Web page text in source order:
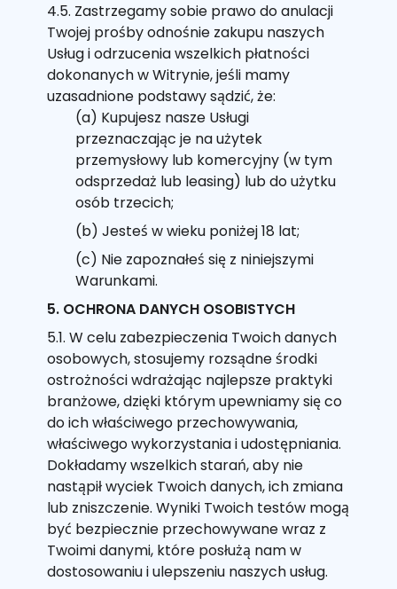
4.5. Zastrzegamy sobie prawo do anulacji
Twojej prośby odnośnie zakupu naszych
Usług i odrzucenia wszelkich płatności
dokonanych w Witrynie, jeśli mamy
uzasadnione podstawy sądzić, że:
(a) Kupujesz nasze Usługi
przeznaczając je na użytek
przemysłowy lub komercyjny (w tym
odsprzedaż lub leasing) lub do użytku
osób trzecich;
(b) Jesteś w wieku poniżej 18 lat;
(c) Nie zapoznałeś się z niniejszymi
Warunkami.
5. OCHRONA DANYCH OSOBISTYCH
5.1. W celu zabezpieczenia Twoich danych
osobowych, stosujemy rozsądne środki
ostrożności wdrażając najlepsze praktyki
branżowe, dzięki którym upewniamy się co
do ich właściwego przechowywania,
właściwego wykorzystania i udostępniania.
Dokładamy wszelkich starań, aby nie
nastąpił wyciek Twoich danych, ich zmiana
lub zniszczenie. Wyniki Twoich testów mogą
być bezpiecznie przechowywane wraz z
Twoimi danymi, które posłużą nam w
dostosowaniu i ulepszeniu naszych usług.